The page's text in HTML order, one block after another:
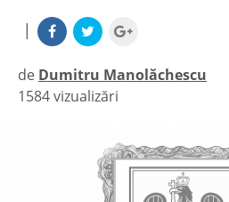
|
de Dumitru Manolăchescu
|
1584 vizualizări